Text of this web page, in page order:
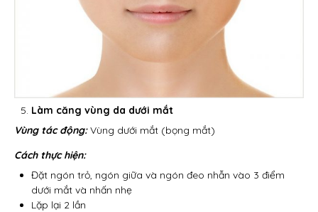
Làm căng vùng da dưới mắt
Vùng tác động:Vùng dưới mắt (bọng mắt)
Cách thực hiện:
Đặt ngón trỏ, ngón giữa và ngón đeo nhẫn vào 3 điểm
dưới mắt và nhấn nhẹ
Lặp lại 2 lần